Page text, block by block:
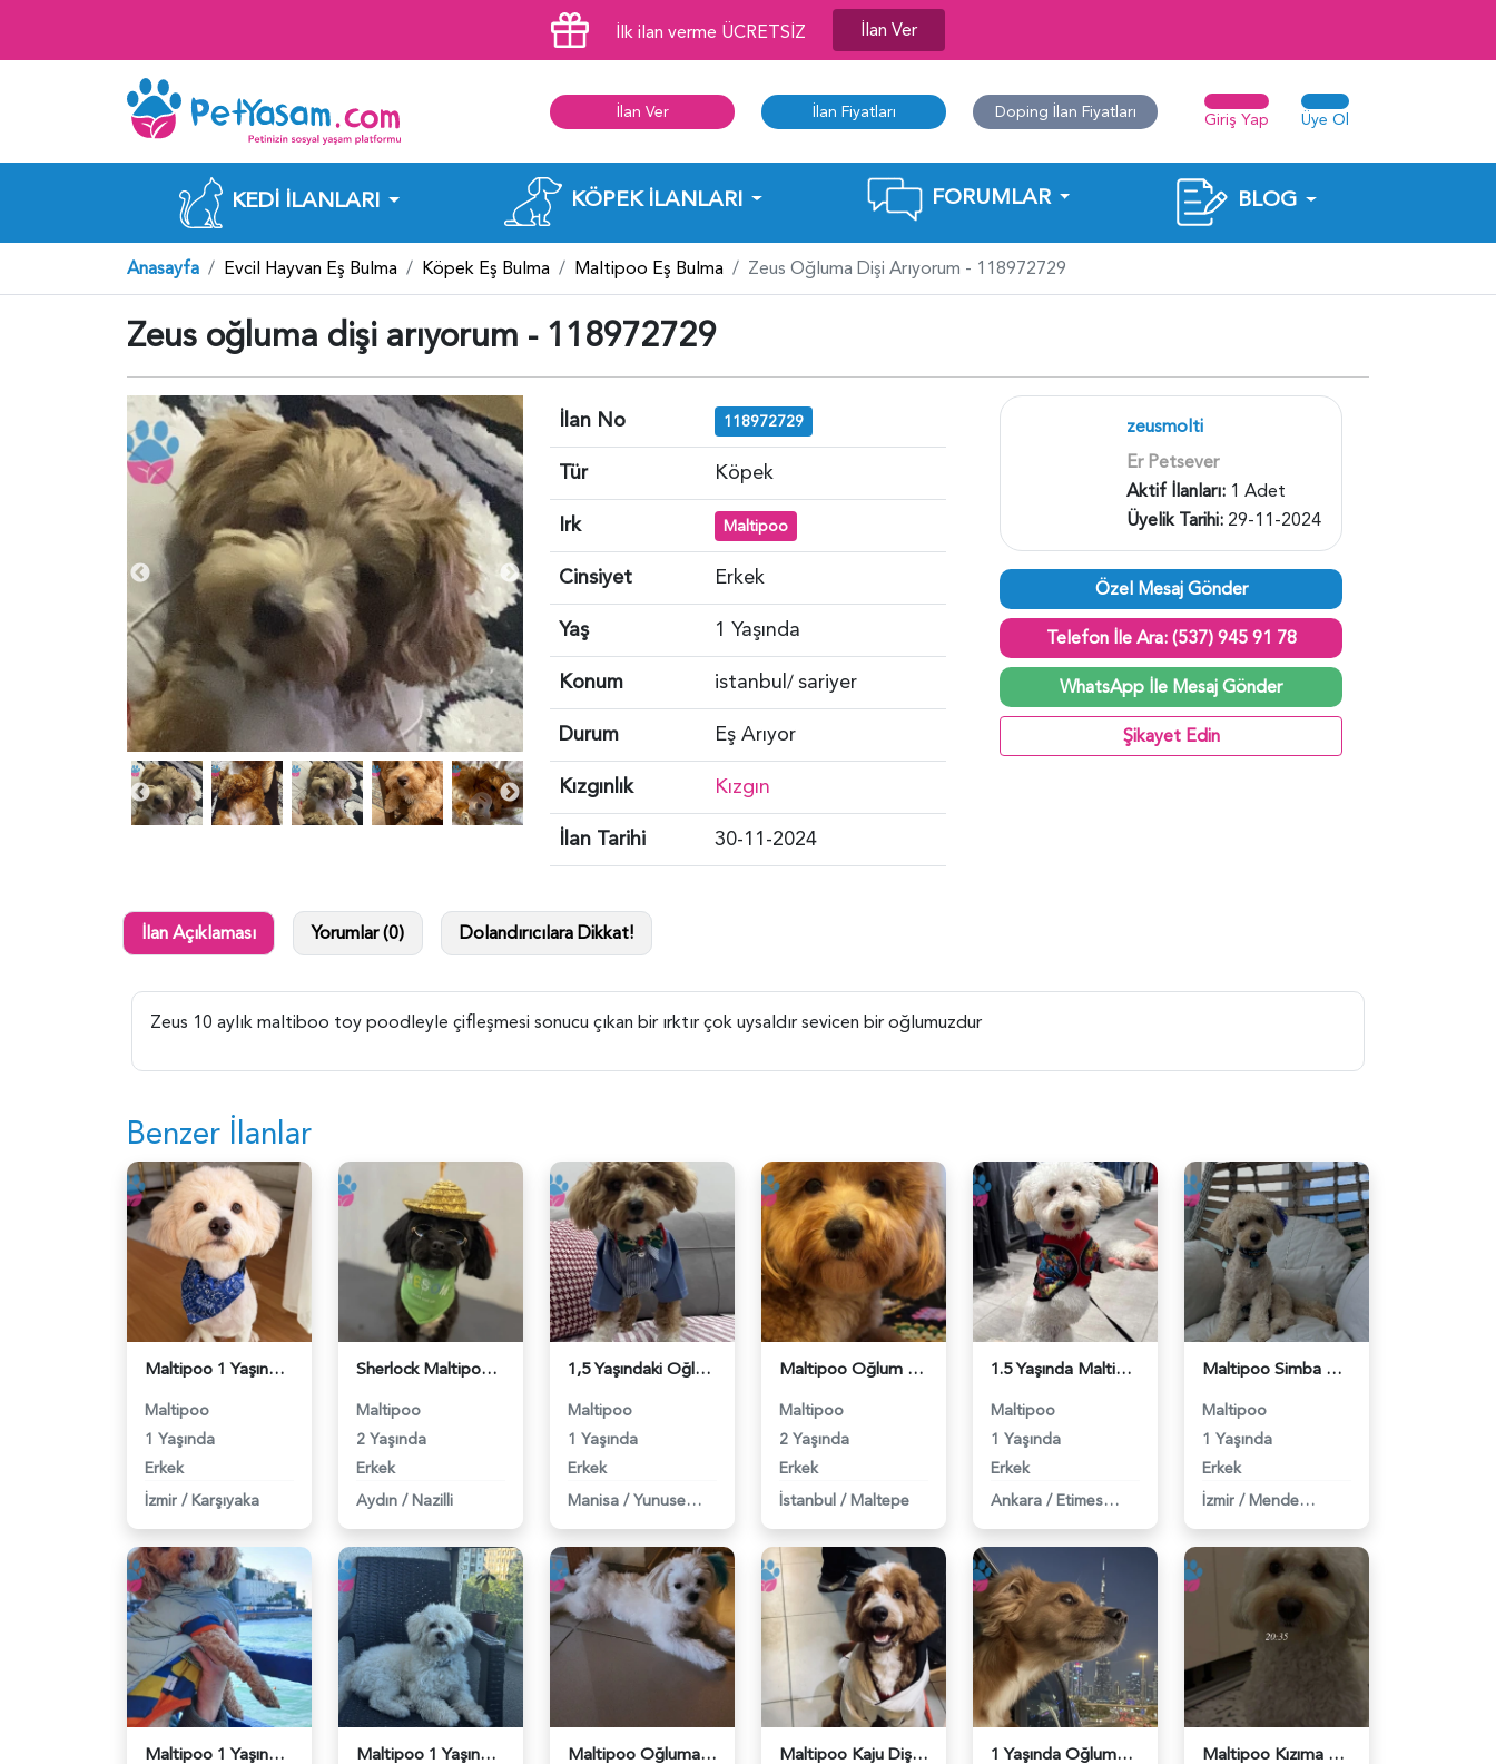
İlk ilan verme ÜCRETSİZ İlan Ver
İlan Ver İlan Fiyatları Doping İlan Fiyatları Giriş Yap Üye Ol
KEDI İLANLARI KÖPEK İLANLARI FORUMLAR BLOG
Anasayfa Evcil Hayvan Eş Bulma Köpek Eş Bulma Maltipoo Eş Bulma Zeus Oğluma Dişi Arıyorum - 118972729
Zeus oğluma dişi arıyorum - 118972729
İlan No 118972729
Tür
Köpek
Irk
Maltipoo
Cinsiyet
Erkek
Yaş
1 Yaşında
Konum
istanbul/sariyer
Durum
Eş Arıyor
Kızgınlık
Kızgın
İlan Tarihi
30-11-2024
zeusmolti
Er Petsever
Aktif İlanları: 1 Adet
Üyelik Tarihi: 29-11-2024
Özel Mesaj Gönder
Telefon İle Ara: (537) 945 91 78
WhatsApp İle Mesaj Gönder
Şikayet Edin
İlan Açıklaması Yorumlar (0) Dolandırıcılara Dikkat!
Zeus 10 aylık maltiboo toy poodleyle çifleşmesi sonucu çıkan bir ırktır çok uysaldır sevicen bir oğlumuzdur
Benzer İlanlar
Maltipoo 1 Yaşında Eş Arıyor - 118984669
Maltipoo
1 Yaşında
Erkek
İzmir / Karşıyaka
Sherlock Maltipoo Köpeğim Eş Arıyor - 118984593
Maltipoo
2 Yaşında
Erkek
Aydın / Nazilli
1,5 Yaşındaki Oğlumuz Zuma İçin Eş Arıyoruz - 118984600
Maltipoo
1 Yaşında
Erkek
Manisa / Yunusemre
Maltipoo Oğlum Eş Arıyor - 118984598
Maltipoo
2 Yaşında
Erkek
İstanbul / Maltepe
1.5 Yaşında Maltipoo Oğlum Eş Arıyor - 118984599
Maltipoo
1 Yaşında
Erkek
Ankara / Etimesgut
Maltipoo Simba Çiftleşme İlanı - 118984569
Maltipoo
1 Yaşında
Erkek
İzmir / Menderes
Maltipoo 1 Yaşında 5 Kg Eş Arıyor - 118984478 Maltipoo 1 Yaşında Köpeğim Eş Arıyor - 118984371 Maltipoo Oğluma Eş Arıyorum - 118984277 Maltipoo Kaju Dişi Arıyor - 118984214 1 Yaşında Oğlumuza eş arıyoruz - 118984125 Maltipoo Kızıma Eş Arıyorum - 118984134